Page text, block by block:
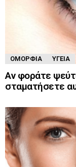
ΟΜΟΡΦΙΆ ΥΓΕΊΑ
Αν φοράτε
σταματήσετε